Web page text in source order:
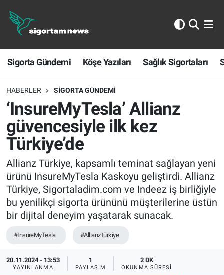
Sigorta Gündemi Köşe Yazıları Sağlık Sigortaları
HABERLER SIGORTA GÜNDEMI
‘InsureMyTesla’ Allianz
güvencesiyle ilk kez
Türkiye’de
Allianz Türkiye, kapsamlı teminat sağlayan yeni
ürünü InsureMyTesla Kaskoyu geliştirdi. Allianz
Türkiye, Sigortaladim.com ve Indeez iş birliğiyle
bu yenilikçi sigorta ürününü müşterilerine üstün
bir dijital deneyim yaşatarak sunacak.
#InsureMyTesla #Allianz türkiye
20.11.2024 - 13:53
YAYINLANMA
1
PAYLAŞIM
2 DK
OKUNMA SÜRESI
Sigorta Gündemi
Köşe Yazıları
Sağlık Sigortaları
Sporun Sigortası
Ekonomi